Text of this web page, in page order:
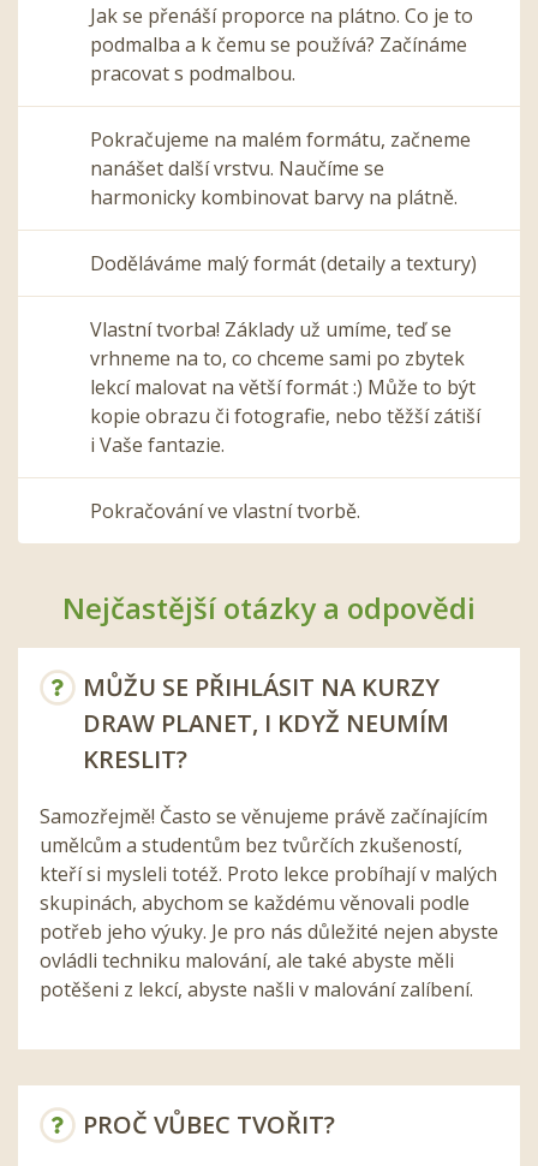
Jak se přenáší proporce na plátno. Co je to
podmalba a k čemu se používá? Začínáme
pracovat s podmalbou.
Pokračujeme na malém formátu, začneme
nanášet další vrstvu. Naučíme se
harmonicky kombinovat barvy na plátně.
Doděláváme malý formát (detaily a textury)
Vlastní tvorba! Základy už umíme, teď se
vrhneme na to, co chceme sami po zbytek
lekcí malovat na větší formát :) Může to být
kopie obrazu či fotografie, nebo těžší zátiší
i Vaše fantazie.
Pokračování ve vlastní tvorbě.
Nejčastější otázky a odpovědi
MŮŽU SE PŘIHLÁSIT NA KURZY
DRAW PLANET, I KDYŽ NEUMÍM
KRESLIT?
Samozřejmě! Často se věnujeme právě začínajícím
umělcům a studentům bez tvůrčích zkušeností,
kteří si mysleli totéž. Proto lekce probíhají v malých
skupinách, abychom se každému věnovali podle
potřeb jeho výuky. Je pro nás důležité nejen abyste
ovládli techniku malování, ale také abyste měli
potěšeni z lekcí, abyste našli v malování zalíbení.
PROČ VŮBEC TVOŘIT?